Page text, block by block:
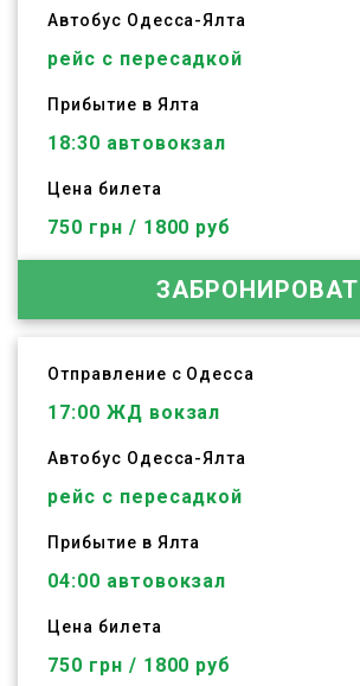
Автобус Одесса-Ялта
рейс с пересадкой
Прибытие в Ялта
18:30 автовокзал
Цена билета
750 грн / 1800 руб
Отправление с Одесса
17:00 ЖД вокзал
Автобус Одесса-Ялта
рейс с пересадкой
Прибытие в Ялта
04:00 автовокзал
Цена билета
750 грн / 1800 руб